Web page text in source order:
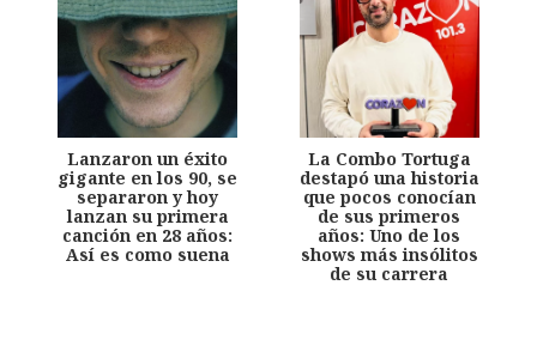
Lanzaron un éxito
gigante en los 90, se
separaron y hoy
lanzan su primera
canción en 28 años:
Así es como suena
La Combo Tortuga
destapó una historia
que pocos conocían
de sus primeros
años: Uno de los
shows más insólitos
de su carrera